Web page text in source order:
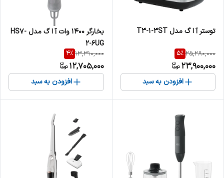
توستر آ ا گ مدل T3-1-3ST
25,280,000
5%
23,900,000
افزودن به سبد
بخارگر 1400 وات آ ا گ مدل HS7-
2-6UG
13,310,000
4%
12,705,000
افزودن به سبد